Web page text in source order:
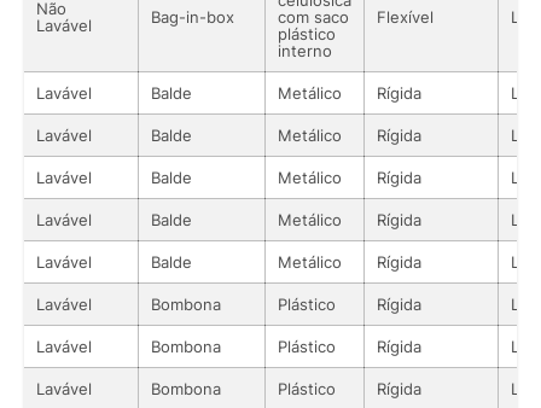
Não
Lavável
Bag-in-box
com saco
plástico
interno
Flexível
Lavável Balde Metálico Rígida
Lavável Balde Metálico Rígida
Lavável Balde Metálico Rígida
Lavável Balde Metálico Rígida
Lavável Balde Metálico Rígida
Lavável Bombona Plástico Rígida
Lavável Bombona Plástico Rígida
Lavável Bombona Plástico Rígida